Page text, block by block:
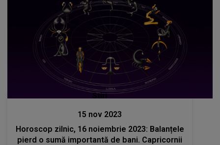
Stiri
15 nov 2023
Horoscop zilnic, 16 noiembrie 2023: Balanțele
pierd o sumă importantă de bani. Capricornii